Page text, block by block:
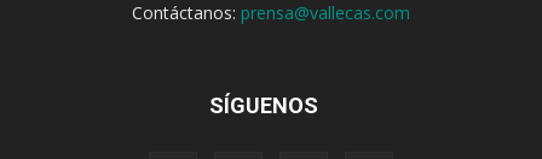
Contáctanos: prensa@vallecas.com
SÍGUENOS